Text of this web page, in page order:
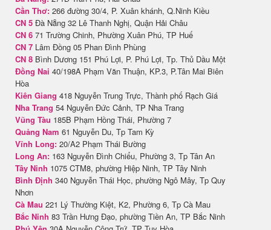
Cần Thơ: 266 đường 30/4, P. Xuân khánh, Q.Ninh Kiều
CN 5 Đà Nẵng 32 Lê Thanh Nghị, Quận Hải Châu
CN 6 71 Trường Chinh, Phường Xuân Phú, TP Huế
CN 7 Lâm Đồng 05 Phan Đình Phùng
CN 8 Bình Dương 151 Phú Lợi, P. Phú Lợi, Tp. Thủ Dầu Một
Đồng Nai 40/198A Phạm Văn Thuận, KP.3, P.Tân Mai Biên
Hòa
Kiên Giang 418 Nguyễn Trung Trực, Thành phố Rạch Giá
Nha Trang 54 Nguyễn Đức Cảnh, TP Nha Trang
Vũng Tàu 185B Phạm Hồng Thái, Phường 7
Quảng Nam 61 Nguyễn Du, Tp Tam Kỳ
Vĩnh Long: 20/A2 Phạm Thái Bường
Long An: 163 Nguyễn Đình Chiểu, Phường 3, Tp Tân An
Tây Ninh 1075 CTM8, phường Hiệp Ninh, TP Tây Ninh
Bình Định 340 Nguyễn Thái Học, phường Ngô Mây, Tp Quy
Nhơn
Cà Mau 221 Lý Thường Kiệt, K2, Phường 6, Tp Cà Mau
Bắc Ninh 83 Trần Hưng Đạo, phường Tiền An, TP Bắc Ninh